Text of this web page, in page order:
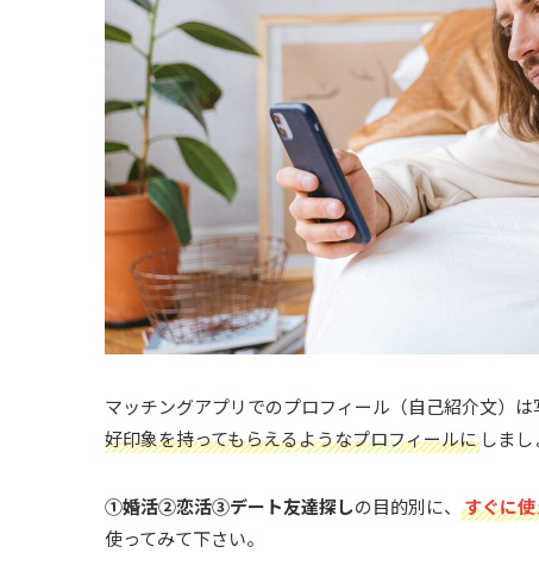
マッチングアプリでのプロフィール（自己紹介文）
好印象を持ってもらえるようなプロフィールに しまし
①婚活②恋活③デート友達探しの目的別に、 すぐに
使ってみて下さい。